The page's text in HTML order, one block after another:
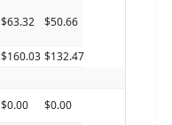
$63.32 $50.66
$160.03 $132.47
$0.00
$0.00